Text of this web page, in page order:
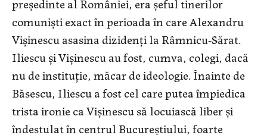
comuniști exact în perioada în care Alexandru
Vișinescu asasina dizidenți la Râmnicu-Sărat.
Iliescu și Vișinescu au fost, cumva, colegi, dacă
nu de instituție, măcar de ideologie. Înainte de
Băsescu, Iliescu a fost cel care putea împiedica
trista ironie ca Vișinescu să locuiască liber și
îndestulat în centrul Bucureștiului, foarte